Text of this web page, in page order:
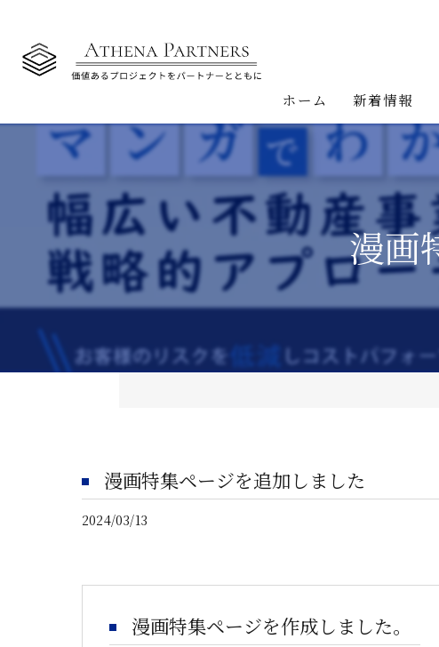
ホーム 新着情報
漫画
漫画特集ページを追加しました
2024/03/13
漫画特集ページを作成しました。